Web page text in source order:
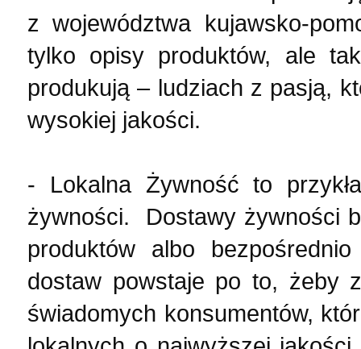
z województwa kujawsko-
tylko opisy produktów, ale
produkują – ludziach z pasją,
wysokiej jakości.
- Lokalna Żywność to
żywności. Dostawy żywności
produktów albo
dostaw powstaje po to, żeby
świadomych konsumentów,